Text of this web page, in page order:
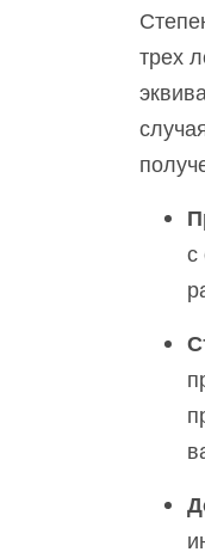
трех
с